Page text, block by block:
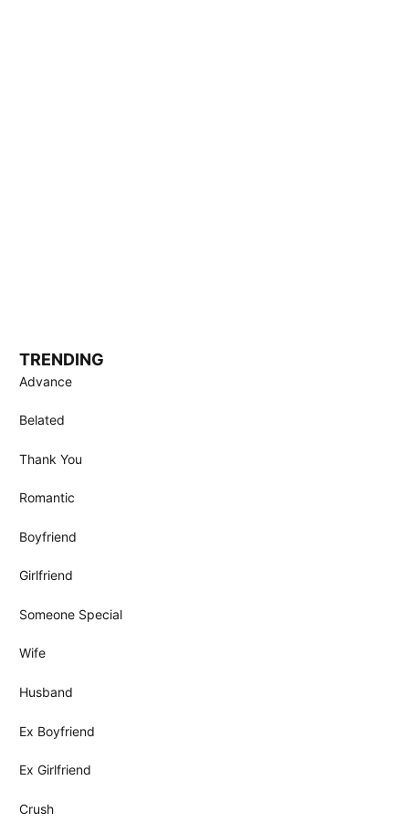
TRENDING
Advance
Belated
Thank You
Romantic
Boyfriend
Girlfriend
Someone Special
Wife
Husband
Ex Boyfriend
Ex Girlfriend
Crush